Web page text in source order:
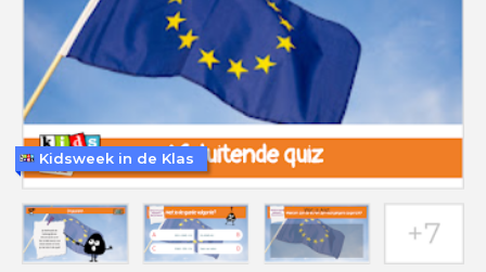
Kidsweek in de Klas